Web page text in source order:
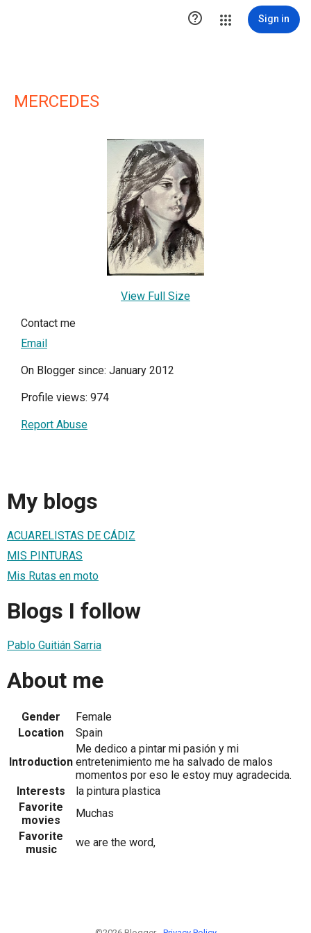
 Sign in
MERCEDES
View Full Size
Contact me
Email
On Blogger since: January 2012
Profile views: 974
Report Abuse
My blogs
ACUARELISTAS DE CÁDIZ
MIS PINTURAS
Mis Rutas en moto
Blogs I follow
Pablo Guitián Sarria
About me
Gender
Female
Location
Spain
Introduction
Me dedico a pintar mi pasión y mi
entretenimiento me ha salvado de malos
momentos por eso le estoy muy agradecida.
Interests
la pintura plastica
Favorite
movies
Muchas
Favorite
music
we are the word,